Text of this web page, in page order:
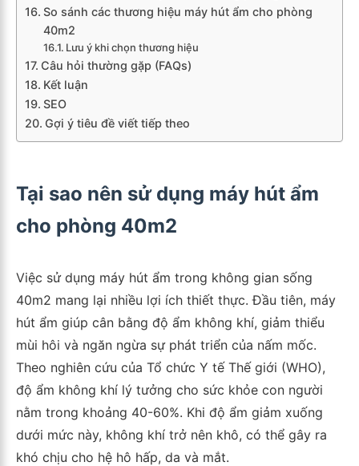
So sánh các thương hiệu máy hút ẩm cho phòng
40m2
Lưu ý khi chọn thương hiệu
Câu hỏi thường gặp (FAQs)
Kết luận
SEO
Gợi ý tiêu đề viết tiếp theo
Tại sao nên sử dụng máy hút ẩm
cho phòng 40m2
Việc sử dụng máy hút ẩm trong không gian sống
40m2 mang lại nhiều lợi ích thiết thực. Đầu tiên, máy
hút ẩm giúp cân bằng độ ẩm không khí, giảm thiểu
mùi hôi và ngăn ngừa sự phát triển của nấm mốc.
Theo nghiên cứu của Tổ chức Y tế Thế giới (WHO),
độ ẩm không khí lý tưởng cho sức khỏe con người
nằm trong khoảng 40-60%. Khi độ ẩm giảm xuống
dưới mức này, không khí trở nên khô, có thể gây ra
khó chịu cho hệ hô hấp, da và mắt.